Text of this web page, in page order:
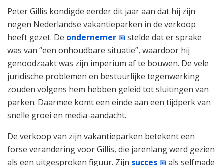
Peter Gillis kondigde eerder dit jaar aan dat hij zijn
negen Nederlandse vakantieparken in de verkoop
heeft gezet. De ondernemer
stelde dat er sprake
was van “een onhoudbare situatie”, waardoor hij
genoodzaakt was zijn imperium af te bouwen. De vele
juridische problemen en bestuurlijke tegenwerking
zouden volgens hem hebben geleid tot sluitingen van
parken. Daarmee komt een einde aan een tijdperk van
snelle groei en media-aandacht.
De verkoop van zijn vakantieparken betekent een
forse verandering voor Gillis, die jarenlang werd gezien
als een uitgesproken figuur. Zijn succes
als selfmade